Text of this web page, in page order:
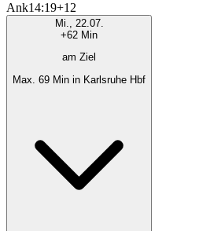
Ank14:19+12
Mi., 22.07.
+62 Min
am Ziel
Max. 69 Min in Karlsruhe Hbf